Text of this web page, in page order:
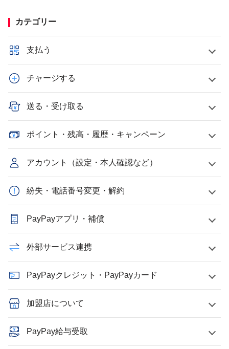
カテゴリー
支払う
チャージする
送る・受け取る
ポイント・残高・履歴・キャンペーン
アカウント（設定・本人確認など）
紛失・電話番号変更・解約
PayPayアプリ・補償
外部サービス連携
PayPayクレジット・PayPayカード
加盟店について
PayPay給与受取